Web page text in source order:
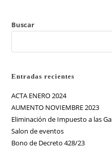
Buscar
Entradas recientes
ACTA ENERO 2024
AUMENTO NOVIEMBRE 2023
Eliminación de Impuesto a las
Salon de eventos
Bono de Decreto 428/23